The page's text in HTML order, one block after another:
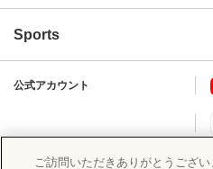
Sports
公式アカウント
このページを共有する
ご訪問いただきありがとうござい